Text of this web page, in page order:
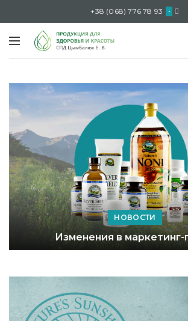
+38 (068) 776 78 93 •
НОВОСТИ
Изменения в маркетинг-